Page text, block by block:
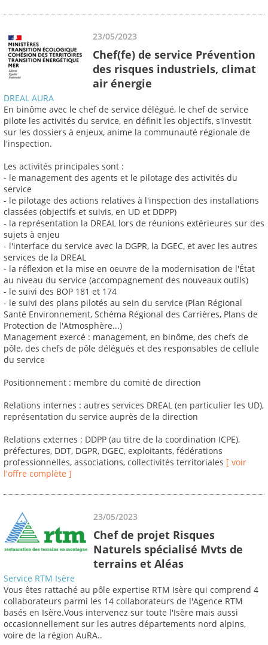
23/05/2023
Chef(fe) de service Prévention
des risques industriels, climat
air énergie
DREAL AURA
En binôme avec le chef de service délégué, le chef de service
pilote les activités du service, en définit les objectifs, s'investit
sur les dossiers à enjeux, anime la communauté régionale de
l'inspection.
Les activités principales sont :
- le management des agents et le pilotage des activités du
service
- le pilotage des actions relatives à l'inspection des installations
classées (objectifs et suivis, en UD et DDPP)
- la représentation la DREAL lors de réunions extérieures sur des
sujets à enjeu
- l'interface du service avec la DGPR, la DGEC, et avec les autres
services de la DREAL
- la réflexion et la mise en oeuvre de la modernisation de l'État
au niveau du service (accompagnement des nouveaux outils)
- le suivi des BOP 181 et 174
- le suivi des plans pilotés au sein du service (Plan Régional
Santé Environnement, Schéma Régional des Carrières, Plans de
Protection de l'Atmosphère...)
Management exercé : management, en binôme, des chefs de
pôle, des chefs de pôle délégués et des responsables de cellule
du service
Positionnement : membre du comité de direction
Relations internes : autres services DREAL (en particulier les UD),
représentation du service auprès de la direction
Relations externes : DDPP (au titre de la coordination ICPE),
préfectures, DDT, DGPR, DGEC, exploitants, fédérations
professionnelles, associations, collectivités territoriales [ voir
l'offre complète ]
23/05/2023
Chef de projet Risques
Naturels spécialisé Mvts de
terrains et Aléas
Service RTM Isère
Vous êtes rattaché au pôle expertise RTM Isère qui comprend 4
collaborateurs parmi les 14 collaborateurs de l'Agence RTM
basés en Isère.Vous intervenez sur toute l'Isère mais aussi
occasionnellement sur les autres départements nord alpins,
voire de la région AuRA..